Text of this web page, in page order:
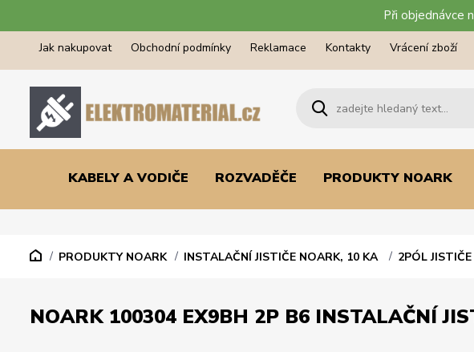
Při objednávce
Jak nakupovat Obchodní podmínky Reklamace Kontakty Vrácení zboží
KABELY A VODIČE ROZVADĚČE PRODUKTY NOARK
PRODUKTY NOARK INSTALAČNÍ JISTIČE NOARK, 10 KA 2PÓL
NOARK 100304 EX9BH 2P B6 INSTALAČNÍ